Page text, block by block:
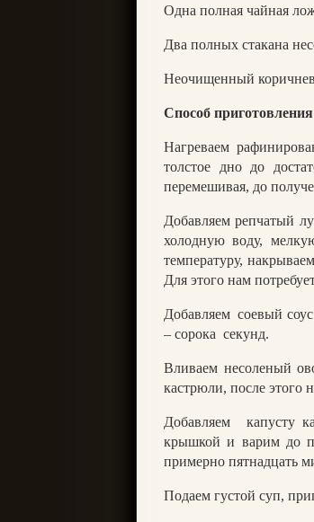
Одна полная чайная
Два полных стакана
Неочищенный
Способ приготовления
Нагреваем
толстое дно до
перемешивая, до
Добавляем репчатый
холодную воду,
температуру,
Для этого нам
Добавляем соевый
– сорока секунд.
Вливаем несоленый
кастрюли, после
Добавляем капусту
крышкой и варим до
примерно пятнадцать
Подаем густой суп,